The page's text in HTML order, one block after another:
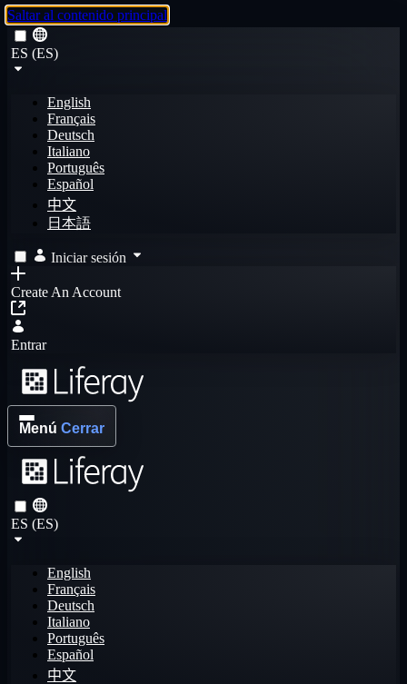
Saltar al contenido principal
ES (ES)
English
Français
Deutsch
Italiano
Português
Español
中文
日本語
Iniciar sesión
Create An Account
Entrar
Menú Cerrar
ES (ES)
English
Français
Deutsch
Italiano
Português
Español
中文